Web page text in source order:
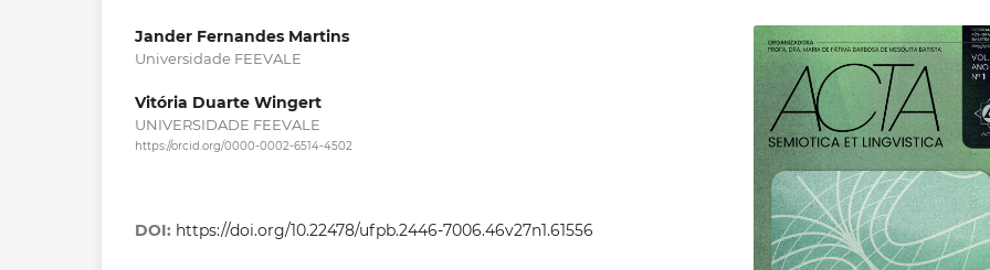
Jander Fernandes Martins
Universidade FEEVALE
Vitória Duarte Wingert
UNIVERSIDADE FEEVALE
https://orcid.org/0000-0002-6514-4502
DOI: https://doi.org/10.22478/ufpb.2446-7006.46v27n1.61556